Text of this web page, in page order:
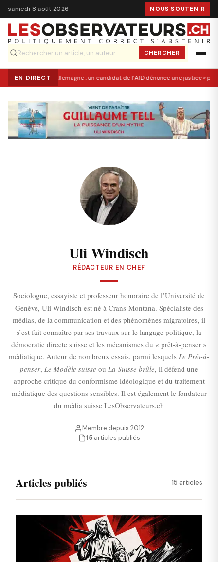
samedi 8 août 2026 NOUS SOUTENIR
CHERCHER
EN DIRECT Allemagne : un candidat de l’AfD dénonce une justice «
Uli Windisch
RÉDACTEUR EN CHEF
Sociologue, essayiste et professeur honoraire de l’Université de
Genève, Uli Windisch est né à Crans-Montana. Spécialiste des
médias, de la communication et des phénomènes migratoires, il
s’est fait connaître par ses travaux sur le langage politique, la
démocratie directe suisse et les mécanismes du « prêt-à-penser »
médiatique. Auteur de nombreux essais, parmi lesquels Le Prêt-à-
penser, Le Modèle suisse ou La Suisse brûle, il défend une
approche critique du conformisme idéologique et du traitement
médiatique des questions sensibles. Il est également le fondateur
du média suisse LesObservateurs.ch
Membre depuis 2012
15articles publiés
Articles publiés 15 articles